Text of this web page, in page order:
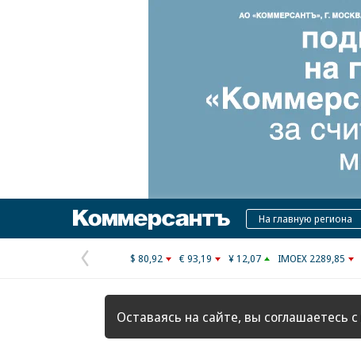
КоммерсантъНа главную региона
Предыдущая
страница
$ 80,92 € 93,19 ¥ 12,07 IMOEX 2289,85
Оставаясь на сайте, вы соглашаетесь с